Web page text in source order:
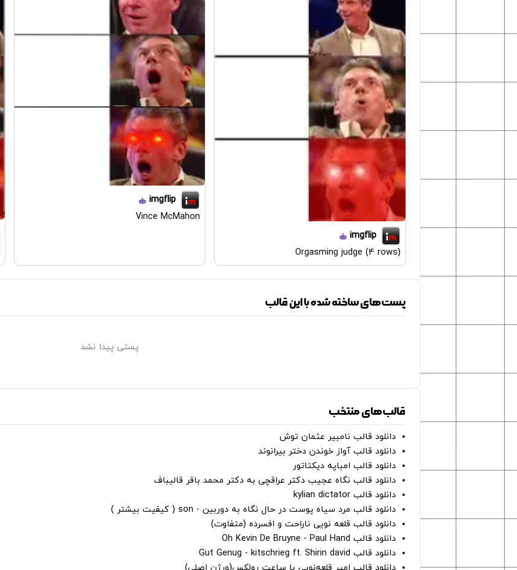
imgflip
Orgasming judge (4 rows)
imgflip
Vince McMahon
پست‌های ساخته شده با این قالب
پستی پیدا نشد
قالب‌های منتخب
دانلود قالب نامبیر عثمان ‌توش
دانلود قالب آواز خوندن دختر بیرانوند
دانلود قالب امباپه دیکتاتور
دانلود قالب نگاه عجیب دکتر عراقچی به دکتر محمد باقر قالیباف
دانلود قالب kylian dictator
دانلود قالب مرد سیاه پوست در حال نگاه به دوربین - son ( کیفیت بیشتر )
دانلود قالب قلعه نویی ناراحت و افسرده (متفاوت)
دانلود قالب Oh Kevin De Bruyne - Paul Hand
دانلود قالب Gut Genug - kitschrieg ft. Shirin david
دانلود قالب امیر قلعه‌نویی با ساعت رولکس(ورژن اصلی)